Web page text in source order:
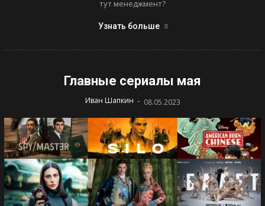
тут менеджмент?
Узнать больше
Главные сериалы мая
Иван Шапкин - 08.05.2023